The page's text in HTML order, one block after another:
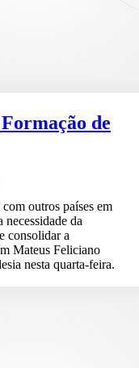
de
outros países em
necessidade da
consolidar a
Mateus Feliciano
nesta quarta-feira.